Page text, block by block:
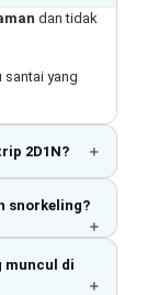
dan tidak
yang
2D1N?
snorkeling?
muncul di